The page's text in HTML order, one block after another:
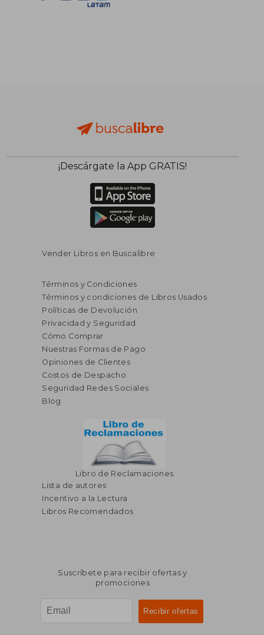
58%
dcto.
S/ 27,00
S/ 11,32
Rápido
¡Descárgate la App GRATIS!
Vender Libros en Buscalibre
Términos y Condiciones
Términos y condiciones de Libros Usados
Políticas de Devolución
Privacidad y Seguridad
Cómo Comprar
Nuestras Formas de Pago
Opiniones de Clientes
Costos de Despacho
Seguridad Redes Sociales
Blog
Libro de Reclamaciones
Lista de autores
Incentivo a la Lectura
Libros Recomendados
Suscríbete para recibir ofertas y
promociones